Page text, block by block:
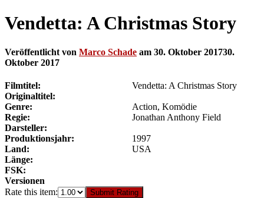
Vendetta: A Christmas Story
Veröffentlicht von Marco Schade am 30. Oktober 201730.
Oktober 2017
Filmtitel:
Vendetta: A Christmas Story
Originaltitel:
Genre:
Action, Komödie
Regie:
Jonathan Anthony Field
Darsteller:
Produktionsjahr:
1997
Land:
USA
Länge:
FSK:
Versionen
Rate this item:
Submit Rating